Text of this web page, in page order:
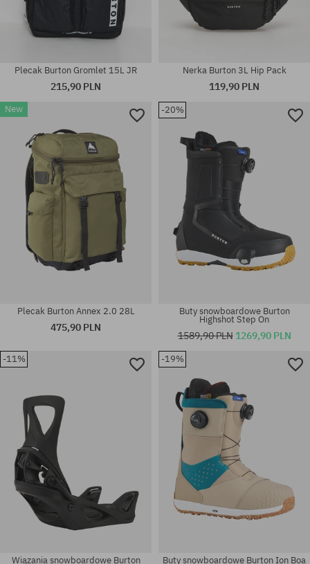
rozmiar uniwersalny rozmiar uniwersalny
Plecak Burton Gromlet 15L JR
215,90 PLN
rozmiar uniwersalny
Nerka Burton 3L Hip Pack
119,90 PLN
New
Plecak Burton Annex 2.0 28L
475,90 PLN
-20%
Buty snowboardowe Burton
Highshot Step On
1589,90 PLN 1269,90 PLN
-11%
Wiązania snowboardowe Burton
-19%
Buty snowboardowe Burton Ion Boa